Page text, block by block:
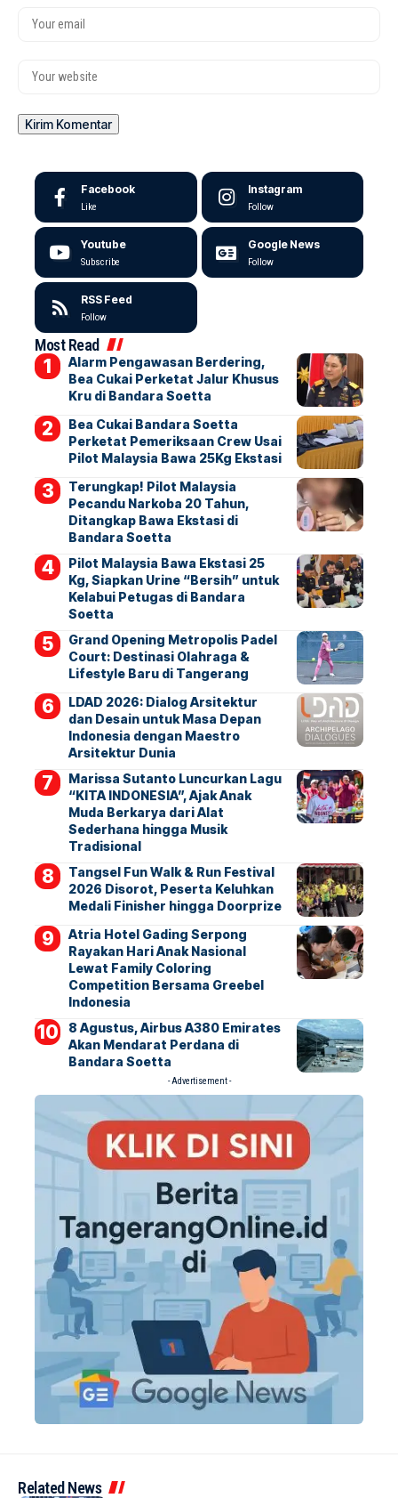
Facebook
Like
Instagram
Follow
Youtube
Subscribe
Google News
Follow
RSS Feed
Follow
Most Read
Alarm Pengawasan Berdering,
Bea Cukai Perketat Jalur Khusus
Kru di Bandara Soetta
Bea Cukai Bandara Soetta
Perketat Pemeriksaan Crew Usai
Pilot Malaysia Bawa 25Kg Ekstasi
Terungkap! Pilot Malaysia
Pecandu Narkoba 20 Tahun,
Ditangkap Bawa Ekstasi di
Bandara Soetta
Pilot Malaysia Bawa Ekstasi 25
Kg, Siapkan Urine “Bersih” untuk
Kelabui Petugas di Bandara
Soetta
Grand Opening Metropolis Padel
Court: Destinasi Olahraga &
Lifestyle Baru di Tangerang
LDAD 2026: Dialog Arsitektur
dan Desain untuk Masa Depan
Indonesia dengan Maestro
Arsitektur Dunia
Marissa Sutanto Luncurkan Lagu
“KITA INDONESIA”, Ajak Anak
Muda Berkarya dari Alat
Sederhana hingga Musik
Tradisional
Tangsel Fun Walk & Run Festival
2026 Disorot, Peserta Keluhkan
Medali Finisher hingga Doorprize
Atria Hotel Gading Serpong
Rayakan Hari Anak Nasional
Lewat Family Coloring
Competition Bersama Greebel
Indonesia
8 Agustus, Airbus A380 Emirates
Akan Mendarat Perdana di
Bandara Soetta
- Advertisement -
Related News